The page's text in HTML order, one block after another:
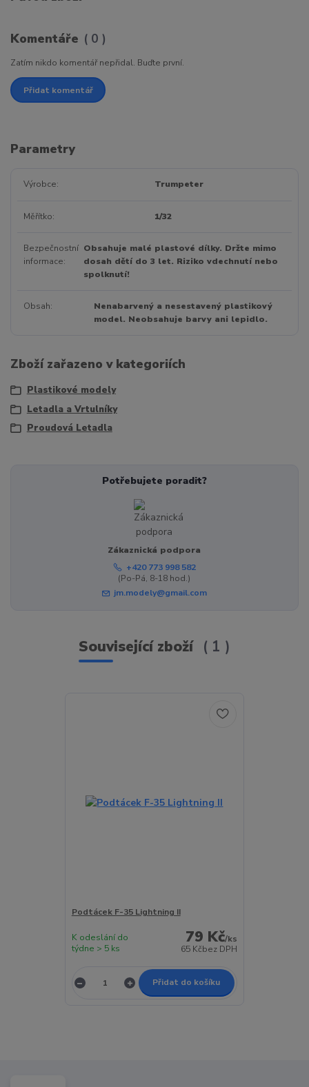
Komentáře 0
Zatím nikdo komentář nepřidal. Buďte první.
Přidat komentář
Parametry
Výrobce Trumpeter
Měřítko 1/32
Bezpečnostní
informace
Obsahuje malé plastové dílky. Držte mimo
dosah dětí do 3 let. Riziko vdechnutí nebo
spolknutí!
Obsah
Nenabarvený a nesestavený plastikový
model. Neobsahuje barvy ani lepidlo.
Zboží zařazeno v kategoriích
Plastikové modely
Letadla a Vrtulníky
Proudová Letadla
Potřebujete poradit?
Zákaznická podpora
+420 773 998 582
(Po-Pá, 8-18 hod.)
jm.modely@gmail.com
Související zboží 1
Podtácek F-35 Lightning II
79 Kč/ks
65 Kčbez DPH
K odeslání do
týdne > 5 ks
Přidat do košíku